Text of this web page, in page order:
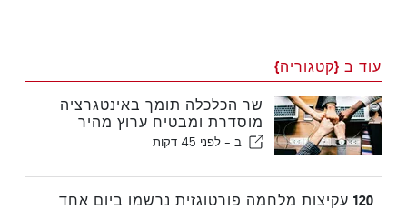
עוד ב {קטגוריה}
שר הכלכלה תומך באינטגרציה
מוסדרת ומבטיח ערוץ מהיר
לעולים
ב - לפני 45 דקות
120 עקיצות מלחמה פורטוגזית נרשמו ביום אחד